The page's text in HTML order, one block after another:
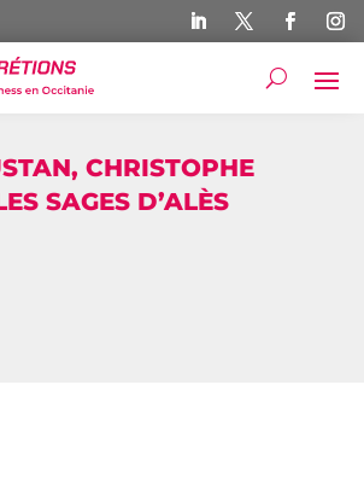
CHRISTOPHE
SAGES D’ALÈS